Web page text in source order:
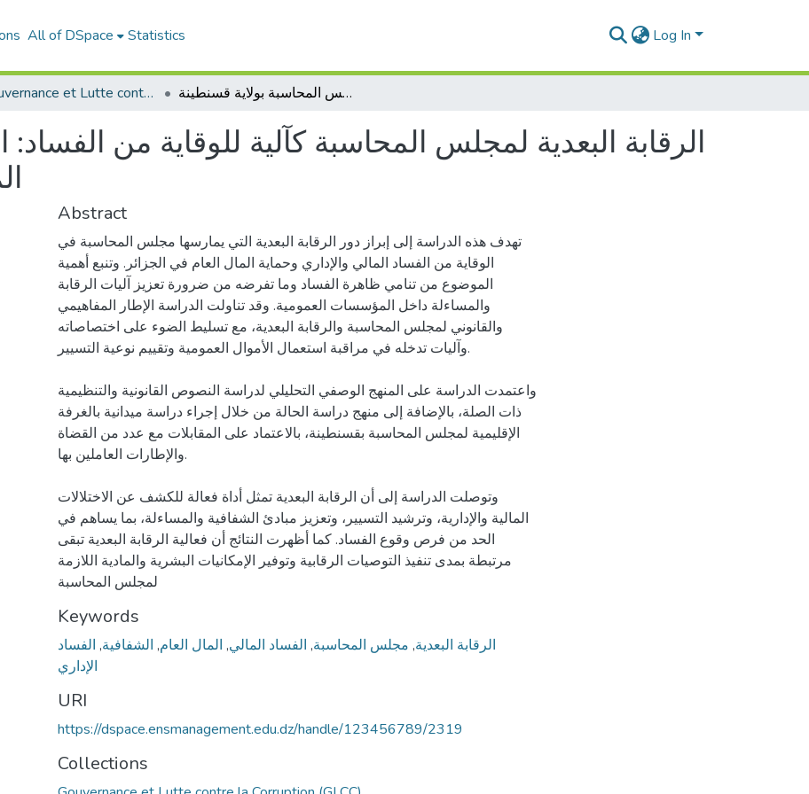
All of DSpace Statistics Log In
Gouvernance et Lutte contre la Corruption (GLCC) الرقابة البعدية لمجلس المحاسبة كآلية للوقاية من الفساد: الغرفة الإقليمية لمجلس المحاسبة بولاية قسنطينة
الرقابة البعدية لمجلس المحاسبة كآلية للوقاية من
Abstract
تهدف هذه الدراسة إلى إبراز دور الرقابة البعدية التي يمارسها مجلس المحاسبة في
الوقاية من الفساد المالي والإداري وحماية المال العام في الجزائر. وتنبع أهمية
الموضوع من تنامي ظاهرة الفساد وما تفرضه من ضرورة تعزيز آليات الرقابة
والمساءلة داخل المؤسسات العمومية. وقد تناولت الدراسة الإطار المفاهيمي
والقانوني لمجلس المحاسبة والرقابة البعدية، مع تسليط الضوء على اختصاصاته
وآليات تدخله في مراقبة استعمال الأموال العمومية وتقييم نوعية التسيير.
واعتمدت الدراسة على المنهج الوصفي التحليلي لدراسة النصوص القانونية والتنظيمية
ذات الصلة، بالإضافة إلى منهج دراسة الحالة من خلال إجراء دراسة ميدانية بالغرفة
الإقليمية لمجلس المحاسبة بقسنطينة، بالاعتماد على المقابلات مع عدد من القضاة
والإطارات العاملين بها.
وتوصلت الدراسة إلى أن الرقابة البعدية تمثل أداة فعالة للكشف عن الاختلالات
المالية والإدارية، وترشيد التسيير، وتعزيز مبادئ الشفافية والمساءلة، بما يساهم في
الحد من فرص وقوع الفساد. كما أظهرت النتائج أن فعالية الرقابة البعدية تبقى
مرتبطة بمدى تنفيذ التوصيات الرقابية وتوفير الإمكانيات البشرية والمادية اللازمة
لمجلس المحاسبة
Keywords
الرقابة البعدية, مجلس المحاسبة, الفساد المالي, المال العام, الشفافية, الفساد
الإداري
URI
https://dspace.ensmanagement.edu.dz/handle/123456789/2319
Collections